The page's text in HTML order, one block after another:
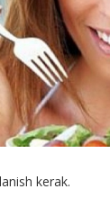
kerak.